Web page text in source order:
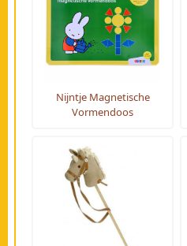
Nijntje Magnetische
Vormendoos